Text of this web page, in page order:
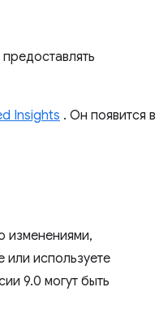
​​Insights . Он появится в
изменениями,
используете
9.0 могут быть